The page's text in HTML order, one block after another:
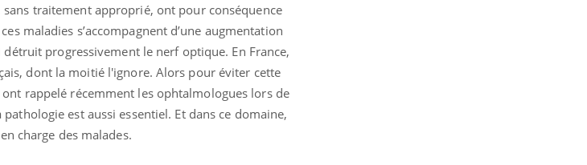
traitement approprié, ont pour conséquence
maladies s’accompagnent d’une augmentation
progressivement le nerf optique. En France,
dont la moitié l'ignore. Alors pour éviter cette
rappelé récemment les ophtalmologues lors de
est aussi essentiel. Et dans ce domaine,
charge des malades.